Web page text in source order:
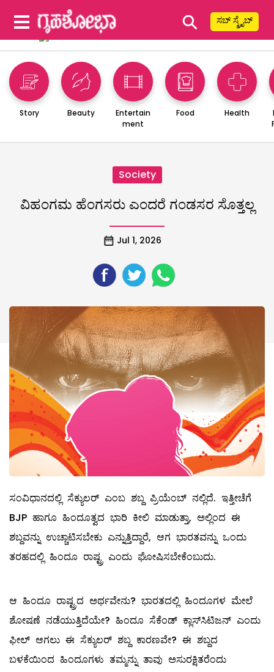
⚲ ಸಬ್ ಸ್ಕ್ರೈಬ್
Story Beauty
Entertain
ment
Food Health
Society
ವಿಹಂಗಮ ಹೆಂಗಸರು ಎಂದರೆ ಗಂಡಸರ ಸೊತ್ತಲ್ಲ
Jul 1, 2026
ಸಂವಿಧಾನದಲ್ಲಿ ಸೆಕ್ಯುಲರ್‌ ಎಂಬ ಶಬ್ದ ಪ್ರಿಯೆಂಬ್‌ ನಲ್ಲಿದೆ. ಇತ್ತೀಚೆಗೆ
BJP ಹಾಗೂ ಹಿಂದೂತ್ವದ ಭಾರಿ ಕೀಲಿ ಮಾಡುತ್ತಾ, ಅಲ್ಲಿಂದ ಈ
ಶಬ್ದವನ್ನು ಉಚ್ಚಾಟಿಸಬೇಕು ಎನ್ನುತ್ತಿದ್ದಾರೆ, ಆಗ ಭಾರತವನ್ನು ಒಂದು
ತರಹದಲ್ಲಿ ಹಿಂದೂ ರಾಷ್ಟ್ರ ಎಂದು ಘೋಷಿಸಬೇಕೆಂಬುದು.
ಆ ಹಿಂದೂ ರಾಷ್ಟ್ರದ ಅರ್ಥವೇನು? ಭಾರತದಲ್ಲಿ ಹಿಂದೂಗಳ ಮೇಲೆ
ಶೋಷಣೆ ನಡೆಯುತ್ತಿದೆಯೇ? ಹಿಂದೂ ಸೆಕೆಂಡ್‌ ಕ್ಲಾಸ್‌ಸಿಟಿಜನ್‌ ಎಂದು
ಫೀಲ್ ‌ಆಗಲು ಈ ಸೆಕ್ಯುಲರ್‌ ಶಬ್ದ ಕಾರಣವೇ? ಈ ಶಬ್ದದ
ಬಳಕೆಯಿಂದ ಹಿಂದೂಗಳು ತಮ್ಮನ್ನು ತಾವು ಅಸುರಕ್ಷಿತರೆಂದು